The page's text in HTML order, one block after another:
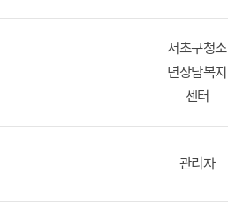
서초구청소
년상담복지
센터
관리자